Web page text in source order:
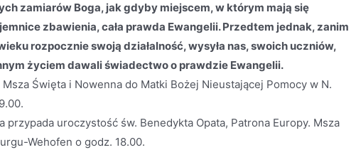
zamiarów Boga, jak gdyby miejscem, w którym mają się
zbawienia, cała prawda Ewangelii. Przedtem jednak, zanim
rozpocznie swoją działalność, wysyła nas, swoich uczniów,
życiem dawali świadectwo o prawdzie Ewangelii.
Święta i Nowenna do Matki Bożej Nieustającej Pomocy w N.
przypada uroczystość św. Benedykta Opata, Patrona Europy. Msza
Wehofen o godz. 18.00.